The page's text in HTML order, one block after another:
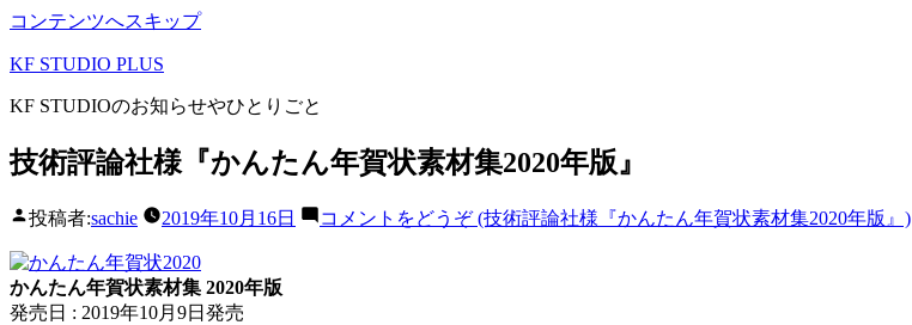
コンテンツへスキップ
KF STUDIO PLUS
KF STUDIOのお知らせやひとりごと
技術評論社様『かんたん年賀状素材集2020年版』
投稿者:sachie 2019年10月16日 コメントをどうぞ(技術評論社様『かんたん年賀状素材集2020年版』)
かんたん年賀状素材集 2020年版
発売日 : 2019年10月9日発売